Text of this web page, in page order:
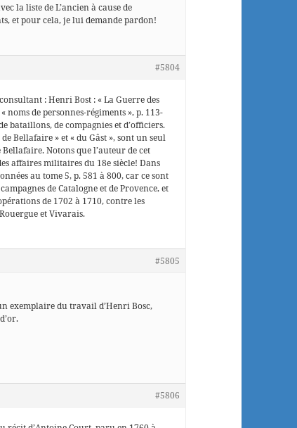
la liste de L’ancien à cause de
et pour cela, je lui demande pardon!
#5804
: Henri Bost : « La Guerre des
noms de personnes-régiments », p. 113-
bataillons, de compagnies et d’officiers.
Bellafaire » et « du Gâst », sont un seul
Notons que l’auteur de cet
affaires militaires du 18e siècle! Dans
au tome 5, p. 581 à 800, car ce sont
de Catalogne et de Provence, et
de 1702 à 1710, contre les
et Vivarais.
#5805
exemplaire du travail d’Henri Bosc,
#5806